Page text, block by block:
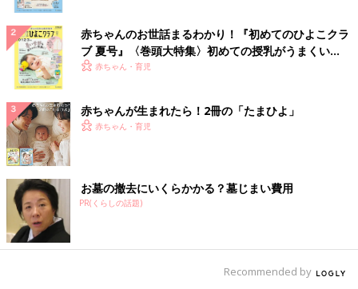
赤ちゃんのお世話まるわかり！『初めてのひよこクラ
ブ 夏号』〈巻頭大特集〉初めての授乳がうまくい
く！ おっぱい・ミルクの基本と夏のトラブル 解決テ
赤ちゃん・育児
赤ちゃんが生まれたら！2冊の「たまひよ」
赤ちゃん・育児
お墓の撤去にいくらかかる？墓じまい費用
PR(くらしの話題)
Recommended by